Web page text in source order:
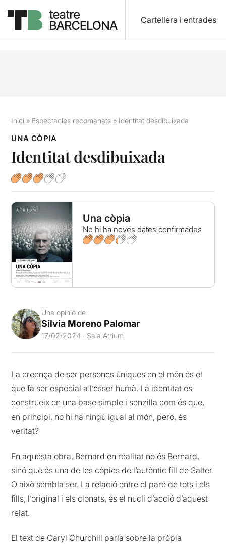
Cartellera i entrades
Inici » Espectacles recomanats » Identitat desdibuixada
UNA CÒPIA
Identitat desdibuixada
Una còpia
No hi ha noves dates confirmades
Una opinió de
Sílvia Moreno Palomar
17/02/2024 · Sala Atrium
La creença de ser persones úniques en el món és el
que fa ser especial a l’ésser humà. La identitat es
construeix en una base simple i senzilla com és que,
en principi, no hi ha ningú igual al món, però, és
veritat?
En aquesta obra, Bernard en realitat no és Bernard,
sinó que és una de les còpies de l’autèntic fill de Salter.
O això sembla ser. La relació entre el pare de tots i els
fills, l’original i els clonats, és el nucli d’acció d’aquest
relat.
El text de Caryl Churchill parla sobre la pròpia